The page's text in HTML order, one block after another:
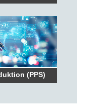
(PPS)